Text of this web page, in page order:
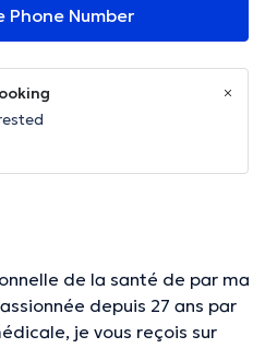
Phone Number
depuis 27 ans par
reçois sur